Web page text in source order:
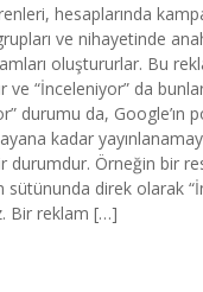
hesaplarında
ve nihayetinde
oluştururlar. Bu
ve “İnceleniyor” da
durumu da, Google’ın
kadar
durumdur. Örneğin bir
sütünunda direk olarak
Bir reklam […]